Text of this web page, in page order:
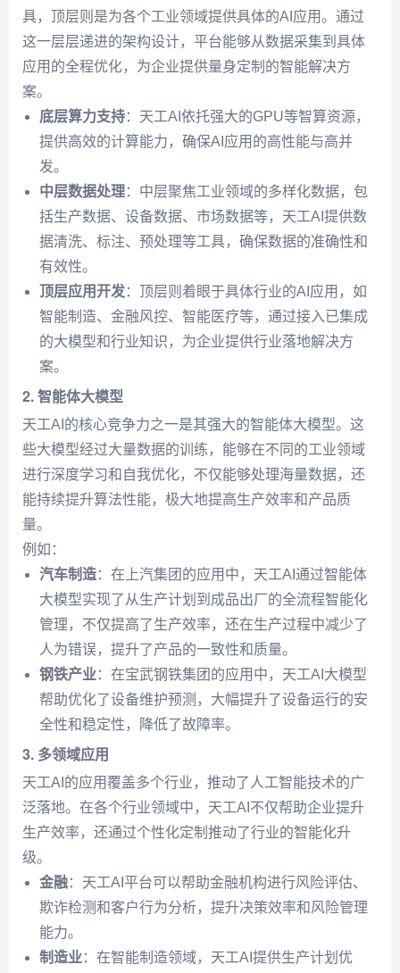
具，顶层则是为各个工业领域提供具体的AI应用。通过
这一层层递进的架构设计，平台能够从数据采集到具体
应用的全程优化，为企业提供量身定制的智能解决方
案。
底层算力支持：天工AI依托强大的GPU等智算资源，
提供高效的计算能力，确保AI应用的高性能与高并
发。
中层数据处理：中层聚焦工业领域的多样化数据，包
括生产数据、设备数据、市场数据等，天工AI提供数
据清洗、标注、预处理等工具，确保数据的准确性和
有效性。
顶层应用开发：顶层则着眼于具体行业的AI应用，如
智能制造、金融风控、智能医疗等，通过接入已集成
的大模型和行业知识，为企业提供行业落地解决方
案。
2.智能体大模型
天工AI的核心竞争力之一是其强大的智能体大模型。这
些大模型经过大量数据的训练，能够在不同的工业领域
进行深度学习和自我优化，不仅能够处理海量数据，还
能持续提升算法性能，极大地提高生产效率和产品质
量。
例如：
汽车制造：在上汽集团的应用中，天工AI通过智能体
大模型实现了从生产计划到成品出厂的全流程智能化
管理，不仅提高了生产效率，还在生产过程中减少了
人为错误，提升了产品的一致性和质量。
钢铁产业：在宝武钢铁集团的应用中，天工AI大模型
帮助优化了设备维护预测，大幅提升了设备运行的安
全性和稳定性，降低了故障率。
3. 多领域应用
天工AI的应用覆盖多个行业，推动了人工智能技术的广
泛落地。在各个行业领域中，天工AI不仅帮助企业提升
生产效率，还通过个性化定制推动了行业的智能化升
级。
金融：天工AI平台可以帮助金融机构进行风险评估、
欺诈检测和客户行为分析，提升决策效率和风险管理
能力。
制造业：在智能制造领域，天工AI提供生产计划优